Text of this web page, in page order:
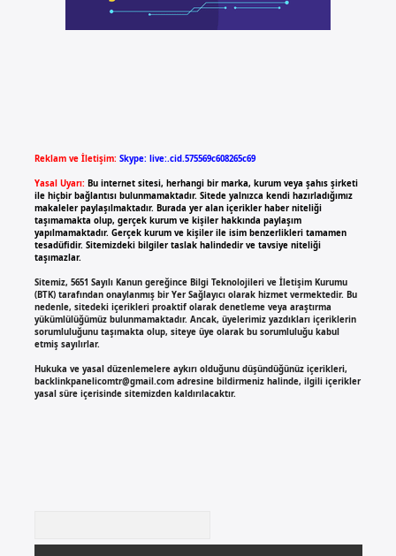
Reklam ve İletişim: Skype: live:.cid.575569c608265c69
Yasal Uyarı: Bu internet sitesi, herhangi bir marka, kurum veya şahıs şirketi
ile hiçbir bağlantısı bulunmamaktadır. Sitede yalnızca kendi hazırladığımız
makaleler paylaşılmaktadır. Burada yer alan içerikler haber niteliği
taşımamakta olup, gerçek kurum ve kişiler hakkında paylaşım
yapılmamaktadır. Gerçek kurum ve kişiler ile isim benzerlikleri tamamen
tesadüfidir. Sitemizdeki bilgiler taslak halindedir ve tavsiye niteliği
taşımazlar.
Sitemiz, 5651 Sayılı Kanun gereğince Bilgi Teknolojileri ve İletişim Kurumu
(BTK) tarafından onaylanmış bir Yer Sağlayıcı olarak hizmet vermektedir. Bu
nedenle, sitedeki içerikleri proaktif olarak denetleme veya araştırma
yükümlülüğümüz bulunmamaktadır. Ancak, üyelerimiz yazdıkları içeriklerin
sorumluluğunu taşımakta olup, siteye üye olarak bu sorumluluğu kabul
etmiş sayılırlar.
Hukuka ve yasal düzenlemelere aykırı olduğunu düşündüğünüz içerikleri,
backlinkpanelicomtr@gmail.comadresine bildirmeniz halinde, ilgili içerikler
yasal süre içerisinde sitemizden kaldırılacaktır.